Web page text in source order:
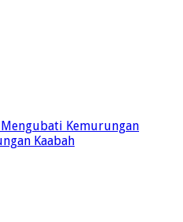
Kemurungan
Kaabah